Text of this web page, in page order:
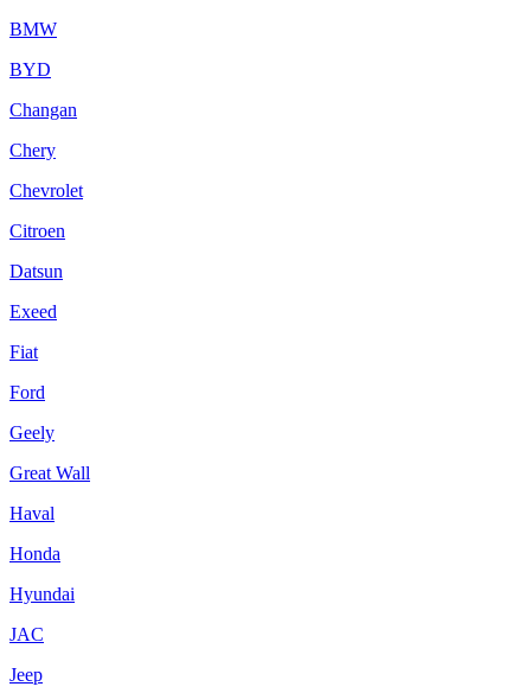
BMW
BYD
Changan
Chery
Chevrolet
Citroen
Datsun
Exeed
Fiat
Ford
Geely
Great Wall
Haval
Honda
Hyundai
JAC
Jeep